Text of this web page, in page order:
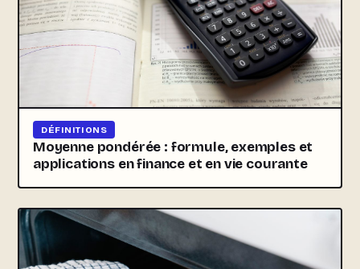
DÉFINITIONS
Moyenne pondérée : formule, exemples et
applications en finance et en vie courante